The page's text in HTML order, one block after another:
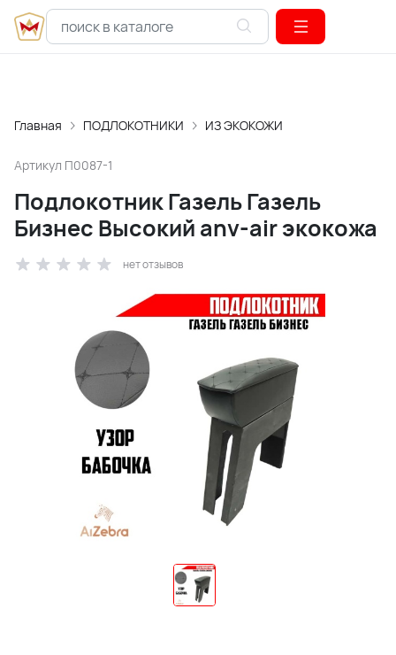
Главная ПОДЛОКОТНИКИ ИЗ ЭКОКОЖИ
Артикул П0087-1
Подлокотник Газель Газель
Бизнес Высокий anv-air экокожа
нет отзывов